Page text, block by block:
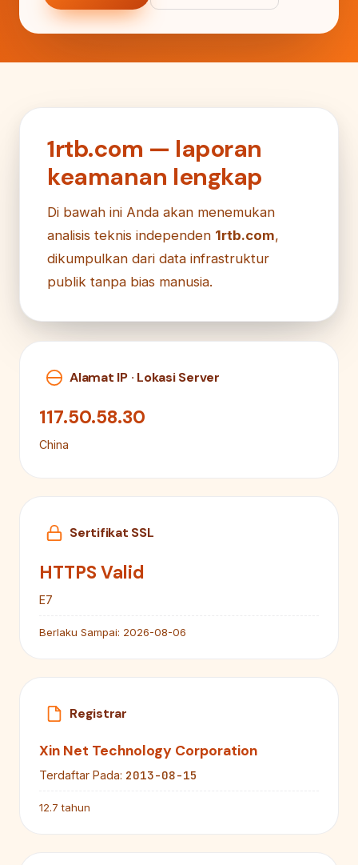
1rtb.com — laporan
keamanan lengkap
Di bawah ini Anda akan menemukan
analisis teknis independen 1rtb.com,
dikumpulkan dari data infrastruktur
publik tanpa bias manusia.
Alamat IP · Lokasi Server
117.50.58.30
China
Sertifikat SSL
HTTPS Valid
E7
Berlaku Sampai: 2026-08-06
Registrar
Xin Net Technology Corporation
Terdaftar Pada: 2013-08-15
12.7 tahun